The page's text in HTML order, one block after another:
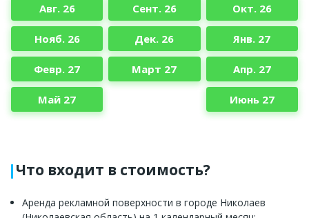
Авг. 26 Сент. 26 Окт. 26
Нояб. 26 Дек. 26 Янв. 27
Февр. 27 Март 27 Апр. 27
Май 27 Июнь 27
Что входит в стоимость?
Аренда рекламной поверхности в городе Николаев